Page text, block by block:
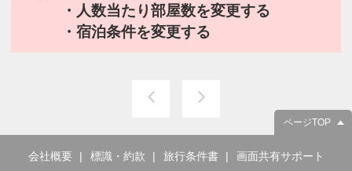
・人数当たり部屋数を変更する
・宿泊条件を変更する
ページTOP
会社概要 標識・約款 旅行条件書 画面共有サポート